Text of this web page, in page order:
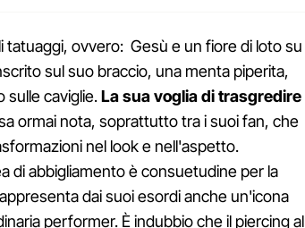
tatuaggi, ovvero: Gesù e un fiore di loto su
sul suo braccio, una menta piperita,
sulle caviglie.La sua voglia di trasgredire
ormai nota, soprattutto tra i suoi fan, che
nel look e nell'aspetto.
di abbigliamento è consuetudine per la
dai suoi esordi anche un'icona
performer. È indubbio che il piercing al